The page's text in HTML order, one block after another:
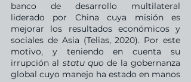
banco de desarrollo multilateral
liderado por China cuya misión es
mejorar los resultados económicos y
sociales de Asia (Telias, 2020). Por este
motivo, y teniendo en cuenta su
irrupción al statu quo de la gobernanza
global cuyo manejo ha estado en manos